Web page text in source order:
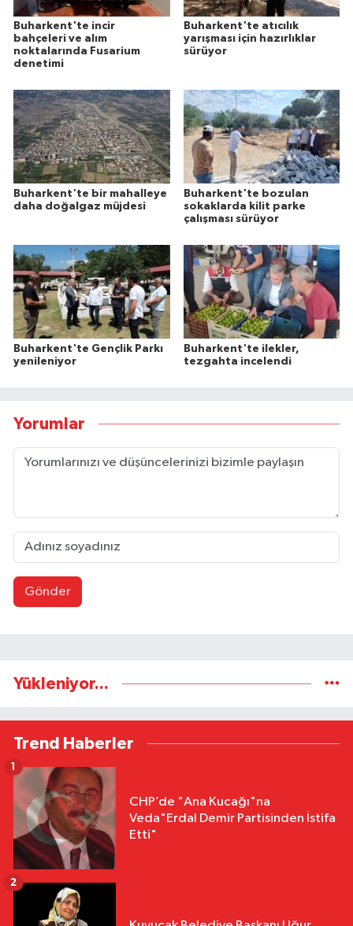
Buharkent'te incir
bahçeleri ve alım
noktalarında Fusarium
denetimi
Buharkent'te atıcılık
yarışması için hazırlıklar
sürüyor
Buharkent'te bir mahalleye
daha doğalgaz müjdesi
Buharkent'te bozulan
sokaklarda kilit parke
çalışması sürüyor
Buharkent'te Gençlik Parkı
yenileniyor
Buharkent'te ilekler,
tezgahta incelendi
Yorumlar
Gönder
Yükleniyor...
Trend Haberler
CHP’de "Ana Kucağı"na
Veda"Erdal Demir Partisinden İstifa
Etti"
1
2